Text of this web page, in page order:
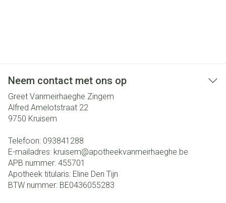
Neem contact met ons op
Greet Vanmeirhaeghe Zingem
Alfred Amelotstraat 22
9750 Kruisem
Telefoon: 093841288
E-mailadres: kruisem@apotheekvanmeirhaeghe.be
APB nummer: 455701
Apotheek titularis: Eline Den Tijn
BTW nummer: BE0436055283